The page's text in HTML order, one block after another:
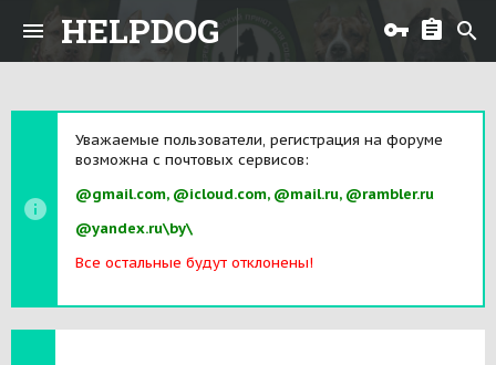
HELPDOG
Уважаемые пользователи, регистрация на форуме
возможна с почтовых сервисов:
@gmail.com, @icloud.com, @mail.ru, @rambler.ru
@yandex.ru\by\
Все остальные будут отклонены!